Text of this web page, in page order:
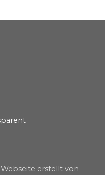
Webseite erstellt von